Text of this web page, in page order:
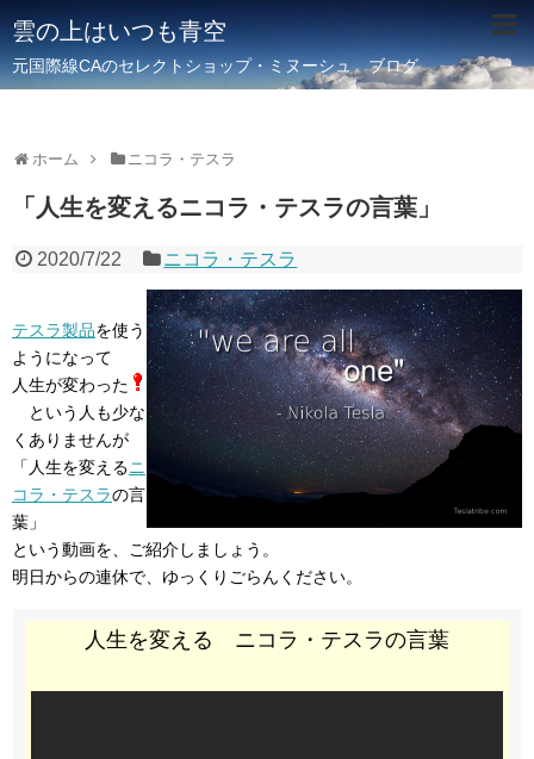
雲の上はいつも青空
元国際線CAのセレクトショップ・ミヌーシュ ブログ
ホーム ニコラ・テスラ
「人生を変えるニコラ・テスラの言葉」
2020/7/22 ニコラ・テスラ
テスラ製品を使う
ようになって
人生が変わった
という人も少な
くありませんが
「人生を変えるニ
コラ・テスラの言
葉」
という動画を、ご紹介しましょう。
明日からの連休で、ゆっくりごらんください。
人生を変える ニコラ・テスラの言葉